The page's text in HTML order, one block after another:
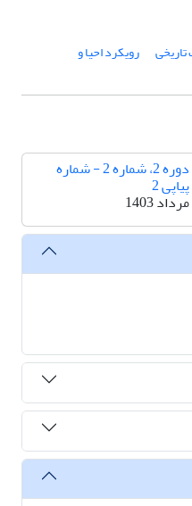
رویکرد احیا و
دوره 2، شماره 2 - شماره
پیاپی 2
مرداد 1403